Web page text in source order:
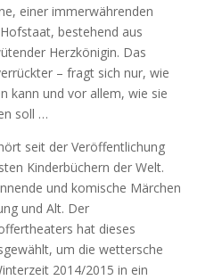
einer immerwährenden
bestehend aus
Herzkönigin. Das
– fragt sich nur, wie
kann und vor allem, wie sie
soll …
seit der Veröffentlichung
Kinderbüchern der Welt.
und komische Märchen
und Alt. Der
hat dieses
um die wettersche
2014/2015 in ein